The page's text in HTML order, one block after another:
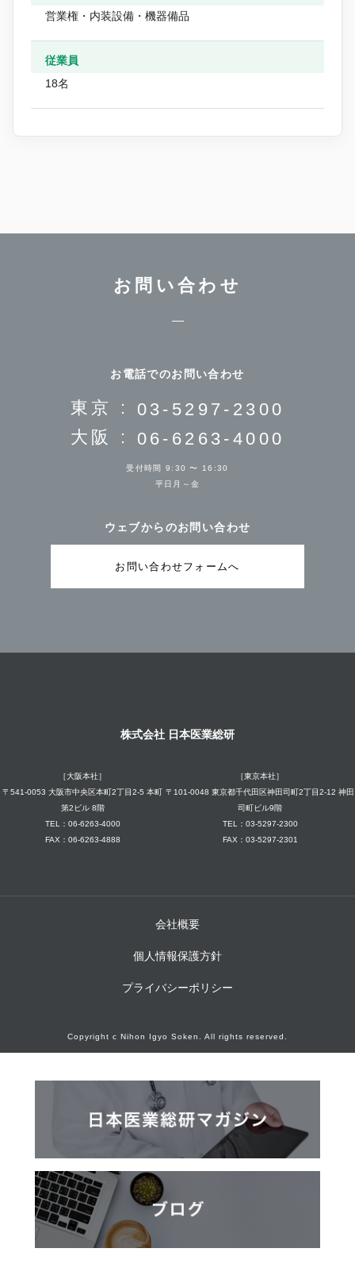
営業権・内装設備・機器備品
従業員
18名
お問い合わせ
お電話でのお問い合わせ
東京 : 03-5297-2300
大阪 : 06-6263-4000
受付時間 9:30 〜 16:30
平日月～金
ウェブからのお問い合わせ
お問い合わせフォームへ
株式会社 日本医業総研
［大阪本社］
〒541-0053 大阪市中央区本町2丁目2-5 本町
第2ビル 8階
TEL：06-6263-4000
FAX：06-6263-4888
［東京本社］
〒101-0048 東京都千代田区神田司町2丁目2-12 神田
司町ビル9階
TEL：03-5297-2300
FAX：03-5297-2301
会社概要
個人情報保護方針
プライバシーポリシー
Copyright c Nihon Igyo Soken. All rights reserved.